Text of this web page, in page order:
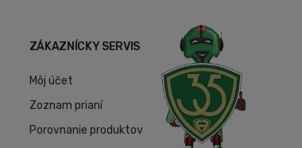
ZÁKAZNÍCKY SERVIS
Môj účet
Zoznam prianí
Porovnanie produktov